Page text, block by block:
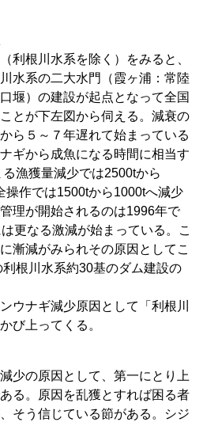
利根川水系を除く）をみると、
水系の二大水門（霞ヶ浦：常陸
堰）の建設が起点となって全国
とが下左図から伺える。減衰の
ら５～７年遅れて始まっている
ギから成魚になる時間に相当す
漁獲量減少では2500tから
操作では1500tから1000tへ減少
理が開始されるのは1996年で
更なる激減が始まっている。こ
漸減がみられその原因としてこ
根川水系約30基のダム建設の
ウナギ減少原因として「利根川
び上ってくる。
少の原因として、第一にとり上
る。原因を乱獲とすれば困る者
そう信じている節がある。シジ